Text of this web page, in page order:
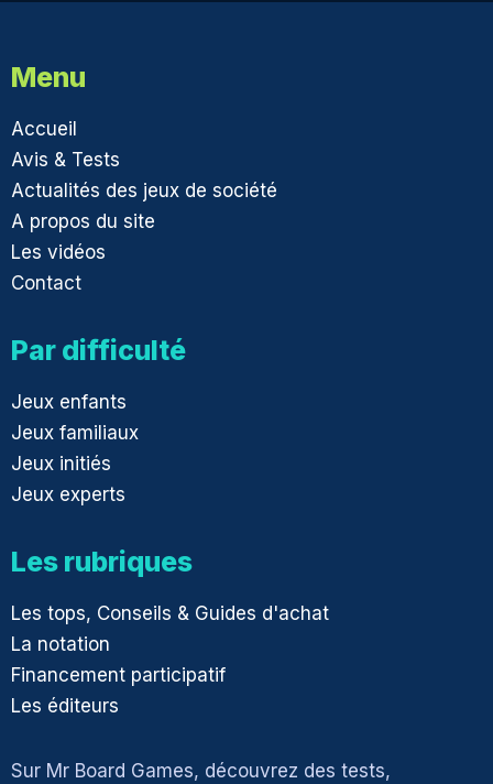
Menu
Accueil
Avis & Tests
Actualités des jeux de société
A propos du site
Les vidéos
Contact
Par difficulté
Jeux enfants
Jeux familiaux
Jeux initiés
Jeux experts
Les rubriques
Les tops, Conseils & Guides d'achat
La notation
Financement participatif
Les éditeurs
Sur Mr Board Games, découvrez des tests,